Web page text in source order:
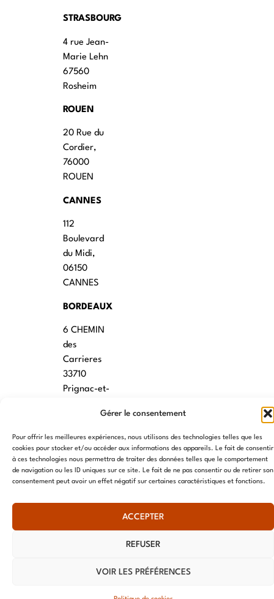
Gérer le consentement
Pour offrir les meilleures expériences, nous utilisons des technologies telles que les
cookies pour stocker et/ou accéder aux informations des appareils. Le fait de consentir
à ces technologies nous permettra de traiter des données telles que le comportement
de navigation ou les ID uniques sur ce site. Le fait de ne pas consentir ou de retirer son
consentement peut avoir un effet négatif sur certaines caractéristiques et fonctions.
ACCEPTER
REFUSER
VOIR LES PRÉFÉRENCES
STRASBOURG
4 rue Jean-
Marie Lehn
67560
Rosheim
ROUEN
20 Rue du
Cordier,
76000
ROUEN
CANNES
112
Boulevard
du Midi,
06150
CANNES
BORDEAUX
6 CHEMIN
des
Carrieres
33710
Prignac-et-
7 rue des
écoles
34790
© AME 2024, tous droits réservés